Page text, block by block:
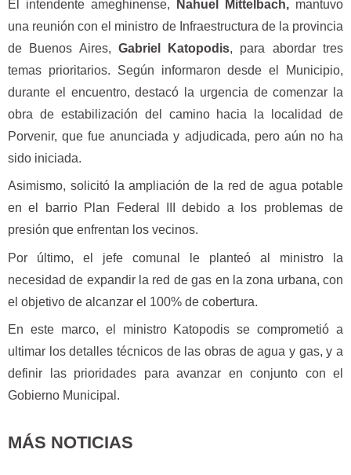
El intendente ameghinense, Nahuel Mittelbach, mantuvo
una reunión con el ministro de Infraestructura de la provincia
de Buenos Aires, Gabriel Katopodis, para abordar tres
temas prioritarios. Según informaron desde el Municipio,
durante el encuentro, destacó la urgencia de comenzar la
obra de estabilización del camino hacia la localidad de
Porvenir, que fue anunciada y adjudicada, pero aún no ha
sido iniciada.
Asimismo, solicitó la ampliación de la red de agua potable
en el barrio Plan Federal III debido a los problemas de
presión que enfrentan los vecinos.
Por último, el jefe comunal le planteó al ministro la
necesidad de expandir la red de gas en la zona urbana, con
el objetivo de alcanzar el 100% de cobertura.
En este marco, el ministro Katopodis se comprometió a
ultimar los detalles técnicos de las obras de agua y gas, y a
definir las prioridades para avanzar en conjunto con el
Gobierno Municipal.
MÁS NOTICIAS